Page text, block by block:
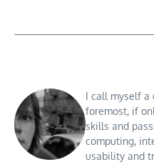
I call myself a
foremost, if
skills and
computing,
usability and